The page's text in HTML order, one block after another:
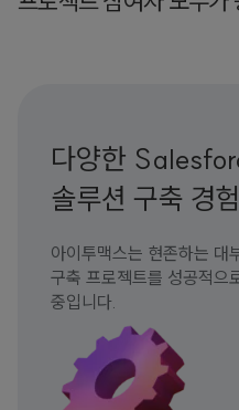
다양한
솔루션 구축 경험
아이투맥스는 현존하는
구축 프로젝트를 성공적으
중입니다.